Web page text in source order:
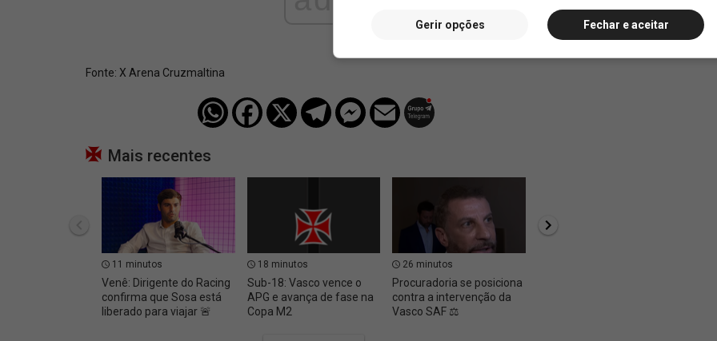
Fonte: X Arena Cruzmaltina
Mais recentes
11 minutos
Venê: Dirigente do Racing
confirma que Sosa está
liberado para viajar 🚨
18 minutos
Sub-18: Vasco vence o
APG e avança de fase na
Copa M2
26 minutos
Procuradoria se posiciona
contra a intervenção da
Vasco SAF ⚖️
Fechar e aceitar
Gerir opções